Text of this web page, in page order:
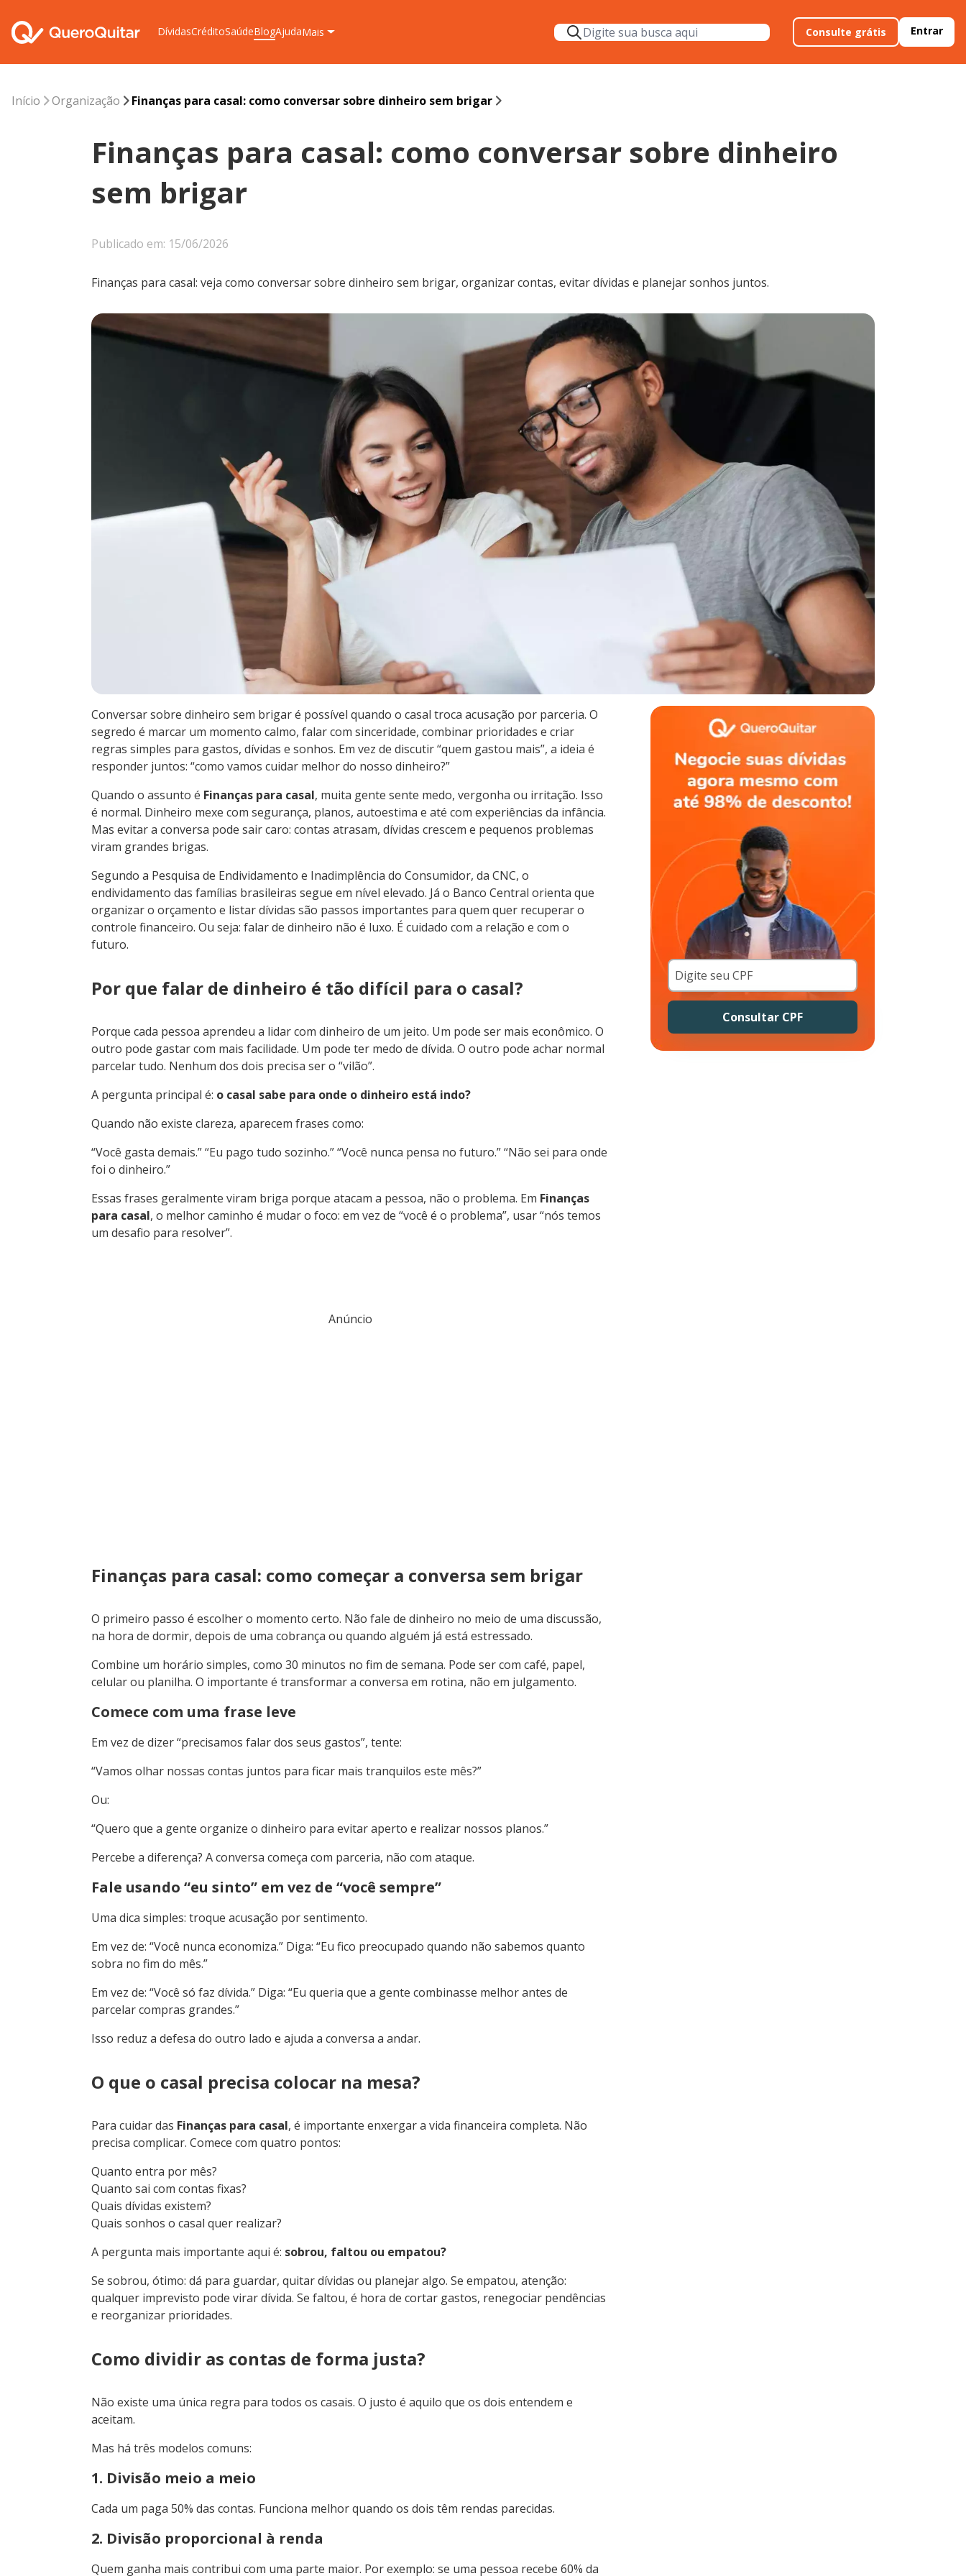
DívidasCréditoSaúdeBlogAjudaMais Consulte grátis Entrar
Início Organização Finanças para casal: como conversar sobre dinheiro sem brigar
Finanças para casal: como conversar sobre dinheiro
sem brigar
Publicado em: 15/06/2026
Finanças para casal: veja como conversar sobre dinheiro sem brigar, organizar contas, evitar dívidas e planejar sonhos juntos.
Conversar sobre dinheiro sem brigar é possível quando o casal troca acusação por parceria. O
segredo é marcar um momento calmo, falar com sinceridade, combinar prioridades e criar
regras simples para gastos, dívidas e sonhos. Em vez de discutir “quem gastou mais”, a ideia é
responder juntos: “como vamos cuidar melhor do nosso dinheiro?”
Quando o assunto é Finanças para casal, muita gente sente medo, vergonha ou irritação. Isso
é normal. Dinheiro mexe com segurança, planos, autoestima e até com experiências da infância.
Mas evitar a conversa pode sair caro: contas atrasam, dívidas crescem e pequenos problemas
viram grandes brigas.
Segundo a Pesquisa de Endividamento e Inadimplência do Consumidor, da CNC, o
endividamento das famílias brasileiras segue em nível elevado. Já o Banco Central orienta que
organizar o orçamento e listar dívidas são passos importantes para quem quer recuperar o
controle financeiro. Ou seja: falar de dinheiro não é luxo. É cuidado com a relação e com o
futuro.
Por que falar de dinheiro é tão difícil para o casal?
Porque cada pessoa aprendeu a lidar com dinheiro de um jeito. Um pode ser mais econômico. O
outro pode gastar com mais facilidade. Um pode ter medo de dívida. O outro pode achar normal
parcelar tudo. Nenhum dos dois precisa ser o “vilão”.
A pergunta principal é: o casal sabe para onde o dinheiro está indo?
Quando não existe clareza, aparecem frases como:
“Você gasta demais.” “Eu pago tudo sozinho.” “Você nunca pensa no futuro.” “Não sei para onde
foi o dinheiro.”
Essas frases geralmente viram briga porque atacam a pessoa, não o problema. Em Finanças
para casal, o melhor caminho é mudar o foco: em vez de “você é o problema”, usar “nós temos
um desafio para resolver”.
Anúncio
Finanças para casal: como começar a conversa sem brigar
O primeiro passo é escolher o momento certo. Não fale de dinheiro no meio de uma discussão,
na hora de dormir, depois de uma cobrança ou quando alguém já está estressado.
Combine um horário simples, como 30 minutos no fim de semana. Pode ser com café, papel,
celular ou planilha. O importante é transformar a conversa em rotina, não em julgamento.
Comece com uma frase leve
Em vez de dizer “precisamos falar dos seus gastos”, tente:
“Vamos olhar nossas contas juntos para ficar mais tranquilos este mês?”
Ou:
“Quero que a gente organize o dinheiro para evitar aperto e realizar nossos planos.”
Percebe a diferença? A conversa começa com parceria, não com ataque.
Fale usando “eu sinto” em vez de “você sempre”
Uma dica simples: troque acusação por sentimento.
Em vez de: “Você nunca economiza.” Diga: “Eu fico preocupado quando não sabemos quanto
sobra no fim do mês.”
Em vez de: “Você só faz dívida.” Diga: “Eu queria que a gente combinasse melhor antes de
parcelar compras grandes.”
Isso reduz a defesa do outro lado e ajuda a conversa a andar.
O que o casal precisa colocar na mesa?
Para cuidar das Finanças para casal, é importante enxergar a vida financeira completa. Não
precisa complicar. Comece com quatro pontos:
Quanto entra por mês?
Quanto sai com contas fixas?
Quais dívidas existem?
Quais sonhos o casal quer realizar?
A pergunta mais importante aqui é: sobrou, faltou ou empatou?
Se sobrou, ótimo: dá para guardar, quitar dívidas ou planejar algo. Se empatou, atenção:
qualquer imprevisto pode virar dívida. Se faltou, é hora de cortar gastos, renegociar pendências
e reorganizar prioridades.
Como dividir as contas de forma justa?
Não existe uma única regra para todos os casais. O justo é aquilo que os dois entendem e
aceitam.
Mas há três modelos comuns:
1. Divisão meio a meio
Cada um paga 50% das contas. Funciona melhor quando os dois têm rendas parecidas.
2. Divisão proporcional à renda
Quem ganha mais contribui com uma parte maior. Por exemplo: se uma pessoa recebe 60% da
Consultar CPF